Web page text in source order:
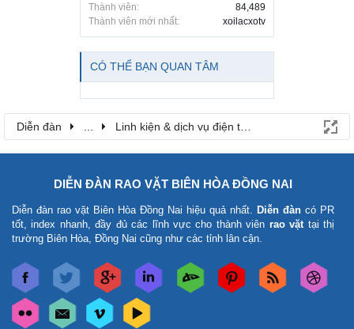
Thành viên:
84,489
Thành viên mới nhất:
xoilacxotv
CÓ THỂ BẠN QUAN TÂM
Diễn đàn Linh kiện & dịch vụ điện thoại
DIỄN ĐÀN RAO VẶT BIÊN HÒA ĐỒNG NAI
Diễn đàn rao vặt Biên Hòa Đồng Nai hiệu quả nhất. Diễn đàn có PR
tốt, index nhanh, đầy đủ các lĩnh vực cho thành viên rao vặt tại thị
trường Biên Hòa, Đồng Nai cũng như các tỉnh lân cận.